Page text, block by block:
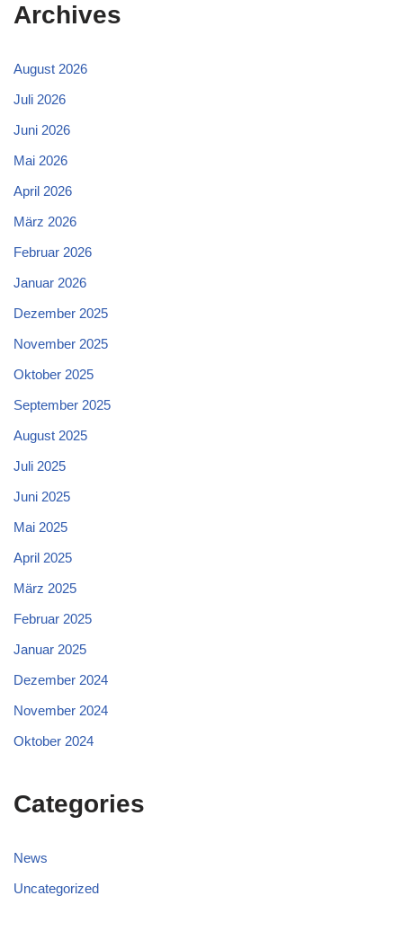
Archives
August 2026
Juli 2026
Juni 2026
Mai 2026
April 2026
März 2026
Februar 2026
Januar 2026
Dezember 2025
November 2025
Oktober 2025
September 2025
August 2025
Juli 2025
Juni 2025
Mai 2025
April 2025
März 2025
Februar 2025
Januar 2025
Dezember 2024
November 2024
Oktober 2024
Categories
News
Uncategorized